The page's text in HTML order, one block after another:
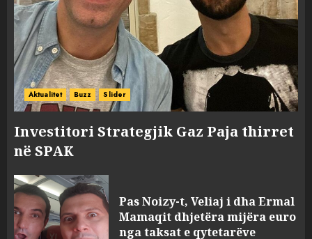
Aktualitet Buzz Slider
Investitori Strategjik Gaz Paja thirret
në SPAK
Pas Noizy-t, Veliaj i dha Ermal
Mamaqit dhjetëra mijëra euro
nga taksat e qytetarëve